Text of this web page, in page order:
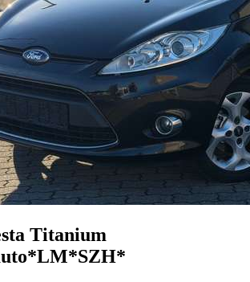
Titanium